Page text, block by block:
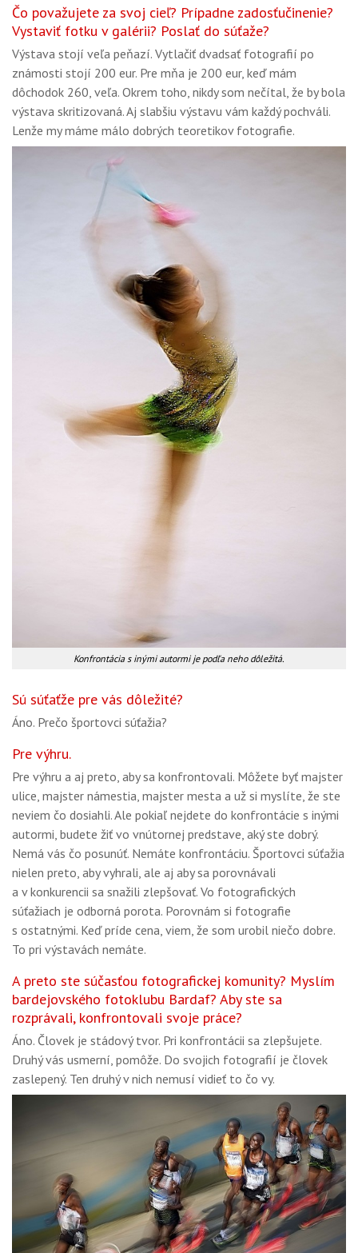
Čo považujete za svoj cieľ? Prípadne zadosťučinenie?
Vystaviť fotku v galérii? Poslať do súťaže?
Výstava stojí veľa peňazí. Vytlačiť dvadsať fotografií po
známosti stojí 200 eur. Pre mňa je 200 eur, keď mám
dôchodok 260, veľa. Okrem toho, nikdy som nečítal, že by bola
výstava skritizovaná. Aj slabšiu výstavu vám každý pochváli.
Lenže my máme málo dobrých teoretikov fotografie.
Konfrontácia s inými autormi je podľa neho dôležitá.
Sú súťaťže pre vás dôležité?
Áno. Prečo športovci súťažia?
Pre výhru.
Pre výhru a aj preto, aby sa konfrontovali. Môžete byť majster
ulice, majster námestia, majster mesta a už si myslíte, že ste
neviem čo dosiahli. Ale pokiaľ nejdete do konfrontácie s inými
autormi, budete žiť vo vnútornej predstave, aký ste dobrý.
Nemá vás čo posunúť. Nemáte konfrontáciu. Športovci súťažia
nielen preto, aby vyhrali, ale aj aby sa porovnávali
a v konkurencii sa snažili zlepšovať. Vo fotografických
súťažiach je odborná porota. Porovnám si fotografie
s ostatnými. Keď príde cena, viem, že som urobil niečo dobre.
To pri výstavách nemáte.
A preto ste súčasťou fotografickej komunity? Myslím
bardejovského fotoklubu Bardaf? Aby ste sa
rozprávali, konfrontovali svoje práce?
Áno. Človek je stádový tvor. Pri konfrontácii sa zlepšujete.
Druhý vás usmerní, pomôže. Do svojich fotografií je človek
zaslepený. Ten druhý v nich nemusí vidieť to čo vy.